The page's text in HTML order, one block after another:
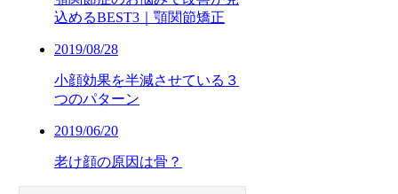
込めるBEST3｜顎関節矯正
2019/08/28
小顔効果を半減させている３
つのパターン
2019/06/20
老け顔の原因は骨？